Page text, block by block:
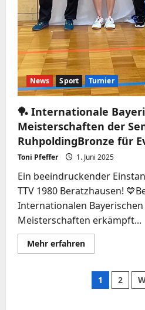
News Sport Turnier
🏓 Internationale
Meisterschaften der
RuhpoldingBronze für
Toni Pfeffer 1. Juni 2025
Ein beeindruckender
TTV 1980 Beratzhausen!
Internationalen
Meisterschaften erkämpft...
Mehr erfahrenMehr
Informationen
Internationale
Bayerische
1 2